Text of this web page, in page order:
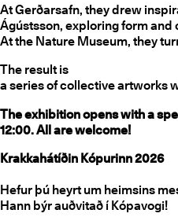
At Gerðarsafn, they drew
Ágústsson, exploring form
At the Nature Museum, they
The result is
a series of collective artworks
The exhibition opens with a
12:00. All are welcome!
Krakkahátíðin Kópurinn 2026
Hefur þú heyrt um heimsins
Hann býr auðvitað í Kópavogi!